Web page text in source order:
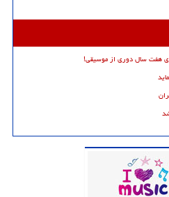
هفت سال دوری از موسیقی!